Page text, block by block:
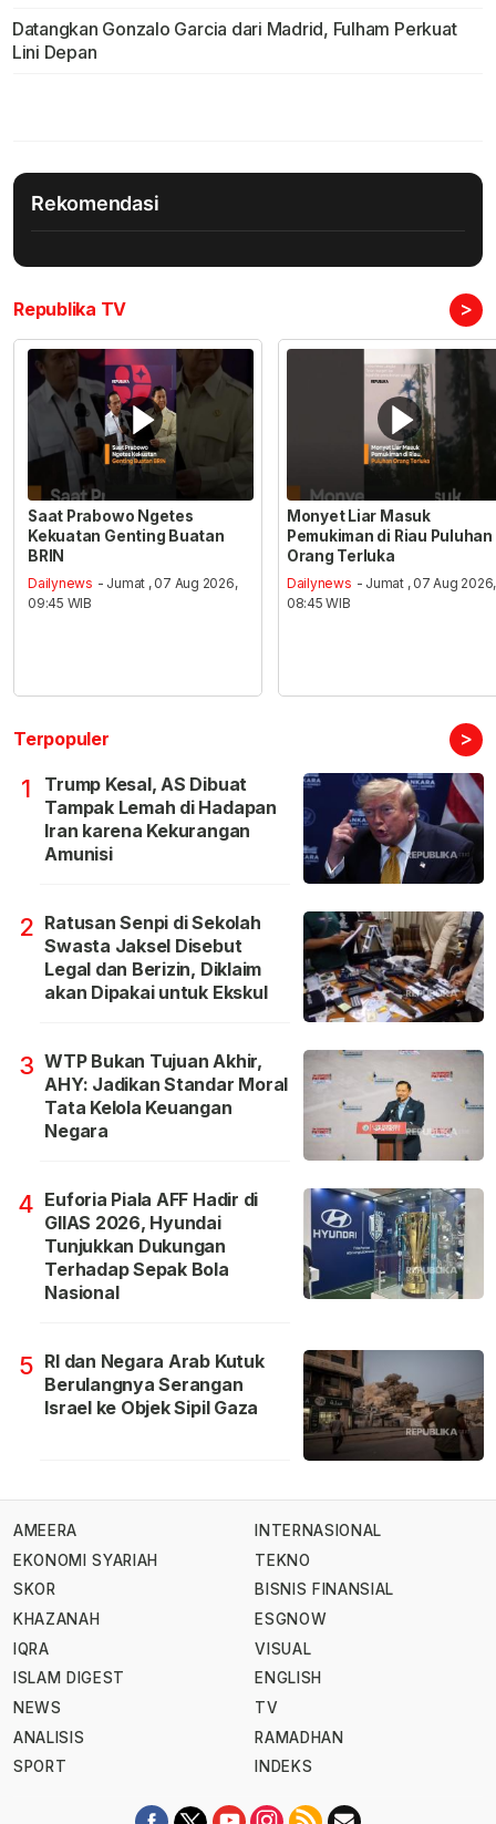
Datangkan Gonzalo Garcia dari Madrid, Fulham Perkuat
Lini Depan
Rekomendasi
Republika TV >
Saat Prabowo Ngetes
Kekuatan Genting Buatan
BRIN
Dailynews - Jumat , 07 Aug 2026,
09:45 WIB
Monyet Liar Masuk
Pemukiman di Riau Puluhan
Orang Terluka
Dailynews - Jumat , 07 Aug 2026,
08:45 WIB
Terpopuler >
1
Trump Kesal, AS Dibuat
Tampak Lemah di Hadapan
Iran karena Kekurangan
Amunisi
2 Ratusan Senpi di Sekolah
Swasta Jaksel Disebut
Legal dan Berizin, Diklaim
akan Dipakai untuk Ekskul
3 WTP Bukan Tujuan Akhir,
AHY: Jadikan Standar Moral
Tata Kelola Keuangan
Negara
4 Euforia Piala AFF Hadir di
GIIAS 2026, Hyundai
Tunjukkan Dukungan
Terhadap Sepak Bola
Nasional
5 RI dan Negara Arab Kutuk
Berulangnya Serangan
Israel ke Objek Sipil Gaza
AMEERA
EKONOMI SYARIAH
SKOR
KHAZANAH
IQRA
ISLAM DIGEST
NEWS
ANALISIS
SPORT
INTERNASIONAL
TEKNO
BISNIS FINANSIAL
ESGNOW
VISUAL
ENGLISH
TV
RAMADHAN
INDEKS